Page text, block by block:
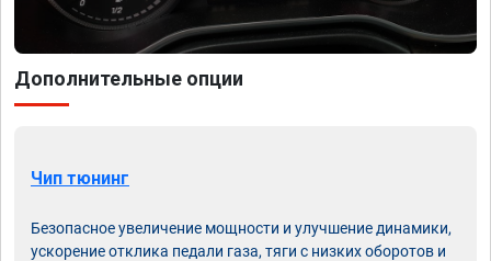
Дополнительные опции
Чип тюнинг
Безопасное увеличение мощности и улучшение динамики,
ускорение отклика педали газа, тяги с низких оборотов и